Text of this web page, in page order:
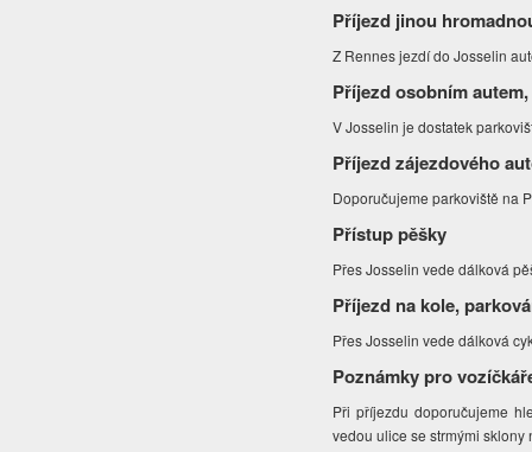
Příjezd jinou
Z Rennes jezdí do Josselin
Příjezd osobním
V Josselin je dostatek
Příjezd zájezdového
Doporučujeme parkoviště na
Přístup pěšky
Přes Josselin vede dálková
Příjezd na kole,
Přes Josselin vede dálková
Poznámky pro
Při příjezdu doporučujeme
vedou ulice se strmými sklony